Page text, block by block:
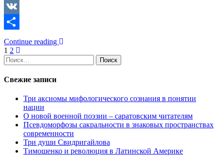
Copy
Link
VK
Отправить
Continue reading
Пагинация
записей
1 2
Найти:
Свежие записи
Три аксиомы мифологического сознания в понятии
нации
О новой военной поэзии – саратовским читателям
Псевдоморфозы сакральности в знаковых пространствах
современности
Три души Свидригайлова
Тимошенко и революция в Латинской Америке